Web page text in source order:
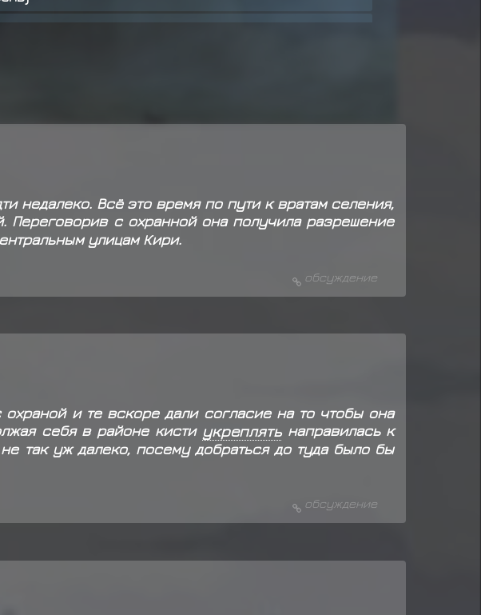
Кисаме получил награду за миссию ранга C
Ар ДжизабираетОружие: Хиироноха
Оружие: Хиироноха
забираетСумка ниндзя(п)
недалеко. Всё это время по пути к вратам селения,
Переговорив с охранной она получила разрешение
улицам Кири.
обсуждение
и те вскоре дали согласие на то чтобы она
себя в районе кисти укреплятьнаправилась к
так уж далеко, посему добраться до туда было бы
обсуждение